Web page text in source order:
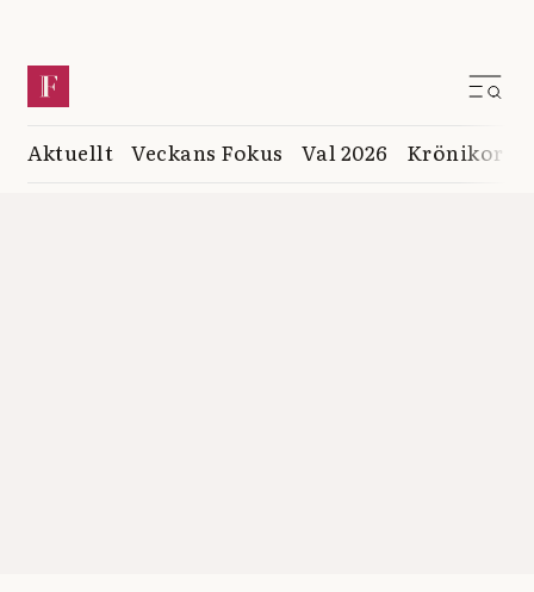
Aktuellt Veckans Fokus Val 2026 Krönikor